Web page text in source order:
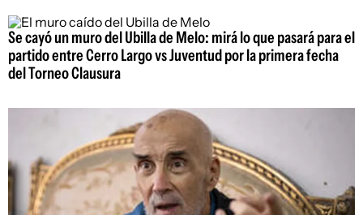
Se cayó un muro del Ubilla de Melo: mirá lo que pasará para el
partido entre Cerro Largo vs Juventud por la primera fecha
del Torneo Clausura